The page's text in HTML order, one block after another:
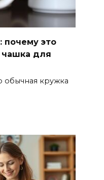
почему это
для
обычная кружка